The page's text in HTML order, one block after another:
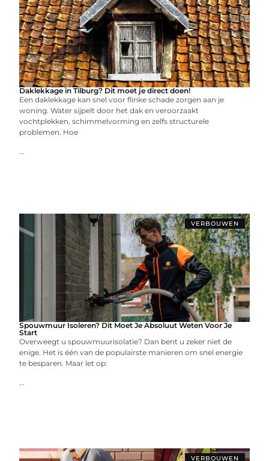
Daklekkage in Tilburg? Dit moet je direct doen!
Een daklekkage kan snel voor flinke schade zorgen aan je
woning. Water sijpelt door het dak en veroorzaakt
vochtplekken, schimmelvorming en zelfs structurele
problemen. Hoe
...
VERBOUWEN
Spouwmuur Isoleren? Dit Moet Je Absoluut Weten Voor Je
Start
Overweegt u spouwmuurisolatie? Dan bent u zeker niet de
enige. Het is één van de populairste manieren om snel energie
te besparen. Maar let op:
...
VERBOUWEN